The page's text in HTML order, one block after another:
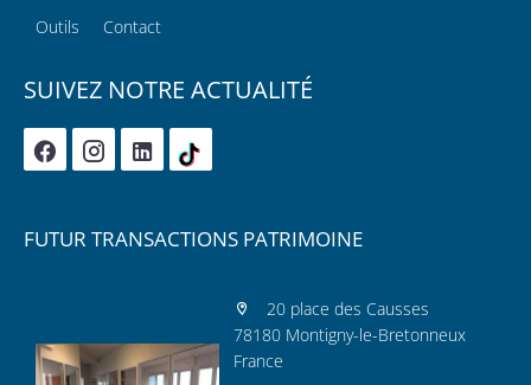
Outils Contact
SUIVEZ NOTRE ACTUALITÉ
FUTUR TRANSACTIONS PATRIMOINE
20 place des Causses
78180 Montigny-le-Bretonneux
France